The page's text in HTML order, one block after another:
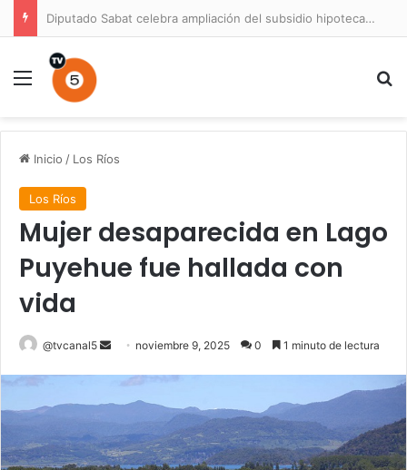
Diputado Sabat celebra ampliación del subsidio hipotecario con viviendas de hasta 6.000 UF
Menú
Inicio / Los Ríos
Los Ríos
Mujer desaparecida en Lago
Puyehue fue hallada con
vida
@tvcanal5
Send noviembre 9, 2025 0 1 minuto de lectura